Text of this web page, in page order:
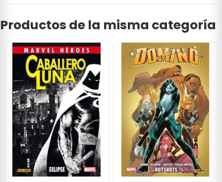
Productos de la misma categoría